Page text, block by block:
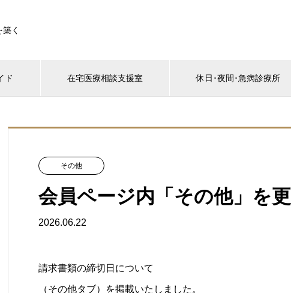
く
ド 在宅医療相談支援室 休日･夜間･急病診療所
その他
会員ページ内「その他」を更
2026.06.22
請求書類の締切日について
（その他タブ）を掲載いたしました。